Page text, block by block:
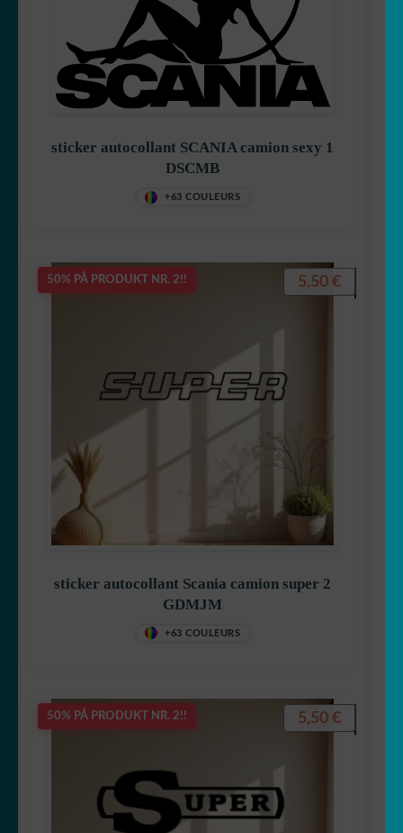
sticker autocollant SCANIA camion sexy 1
DSCMB
+63 COULEURS
50% PÅ PRODUKT NR. 2!!
sticker autocollant Scania camion super 2
GDMJM
+63 COULEURS
5,50 €
50% PÅ PRODUKT NR. 2!! 5,50 €